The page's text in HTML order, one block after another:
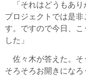
「それはどうもあり
プロジェクトでは是
す。ですので今日、こ
した」
佐々木が答えた。そ
そろそろお開きにな